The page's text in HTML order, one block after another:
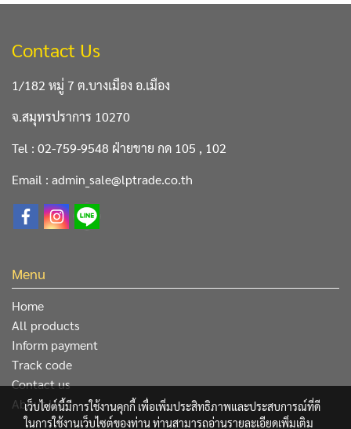
Contact Us
1/182 หมู่ 7 ต.บางเมือง อ.เมือง
จ.สมุทรปราการ 10270
Tel : 02-759-9548 ฝ่ายขาย กด 105 , 102
Email : admin_sale@lptrade.co.th
Menu
Home
All products
Inform payment
Track code
Contact us
About Us
เว็บไซต์นี้มีการใช้งานคุกกี้ เพื่อเพิ่มประสิทธิภาพและประสบการณ์ที่ดี
ในการใช้งานเว็บไซต์ของท่าน ท่านสามารถอ่านรายละเอียดเพิ่มเติม